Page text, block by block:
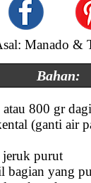
Manado &
Bahan:
800 gr
(ganti air
jeruk purut
bagian yang